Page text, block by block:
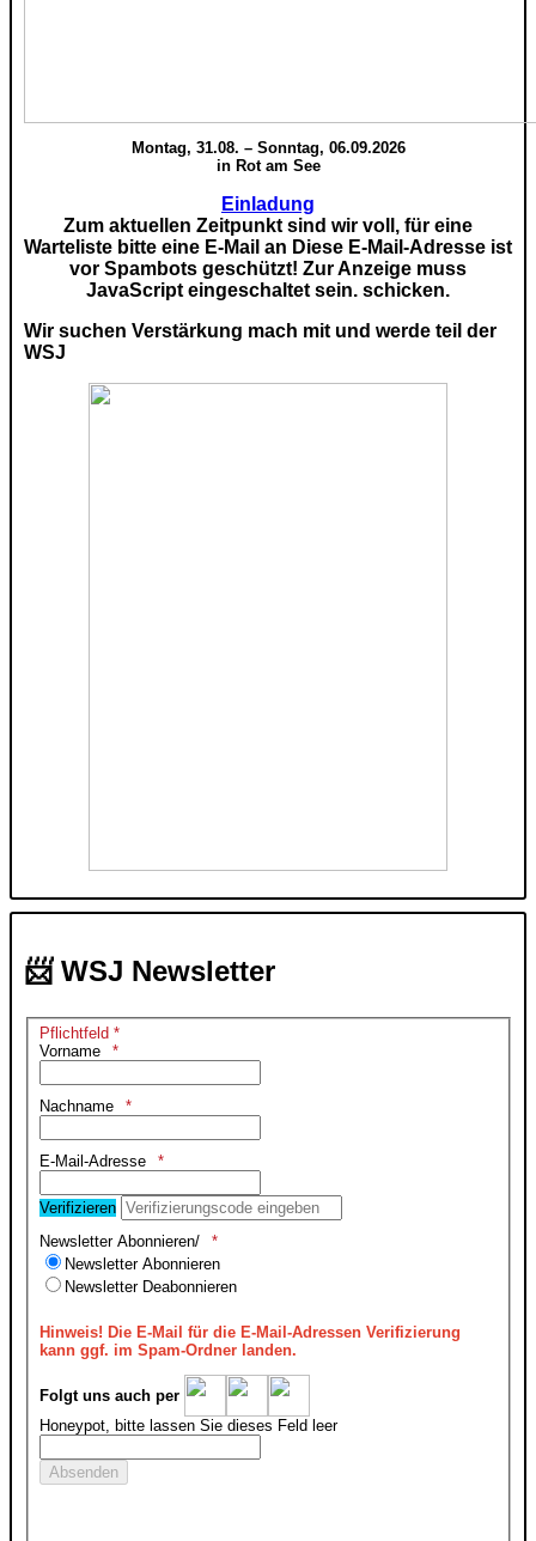
Montag, 31.08. – Sonntag, 06.09.2026
in Rot am See
Einladung
Zum aktuellen Zeitpunkt sind wir voll, für eine
Warteliste bitte eine E-Mail an Diese E-Mail-Adresse ist
vor Spambots geschützt! Zur Anzeige muss
JavaScript eingeschaltet sein. schicken.
Wir suchen Verstärkung mach mit und werde teil der
WSJ
📨 WSJ Newsletter
Pflichtfeld *
Vorname
Nachname
E-Mail-Adresse
Verifizieren
Newsletter Abonnieren/
Newsletter Abonnieren
Newsletter Deabonnieren
Hinweis! Die E-Mail für die E-Mail-Adressen Verifizierung
kann ggf. im Spam-Ordner landen.
Folgt uns auch per
Honeypot, bitte lassen Sie dieses Feld leer